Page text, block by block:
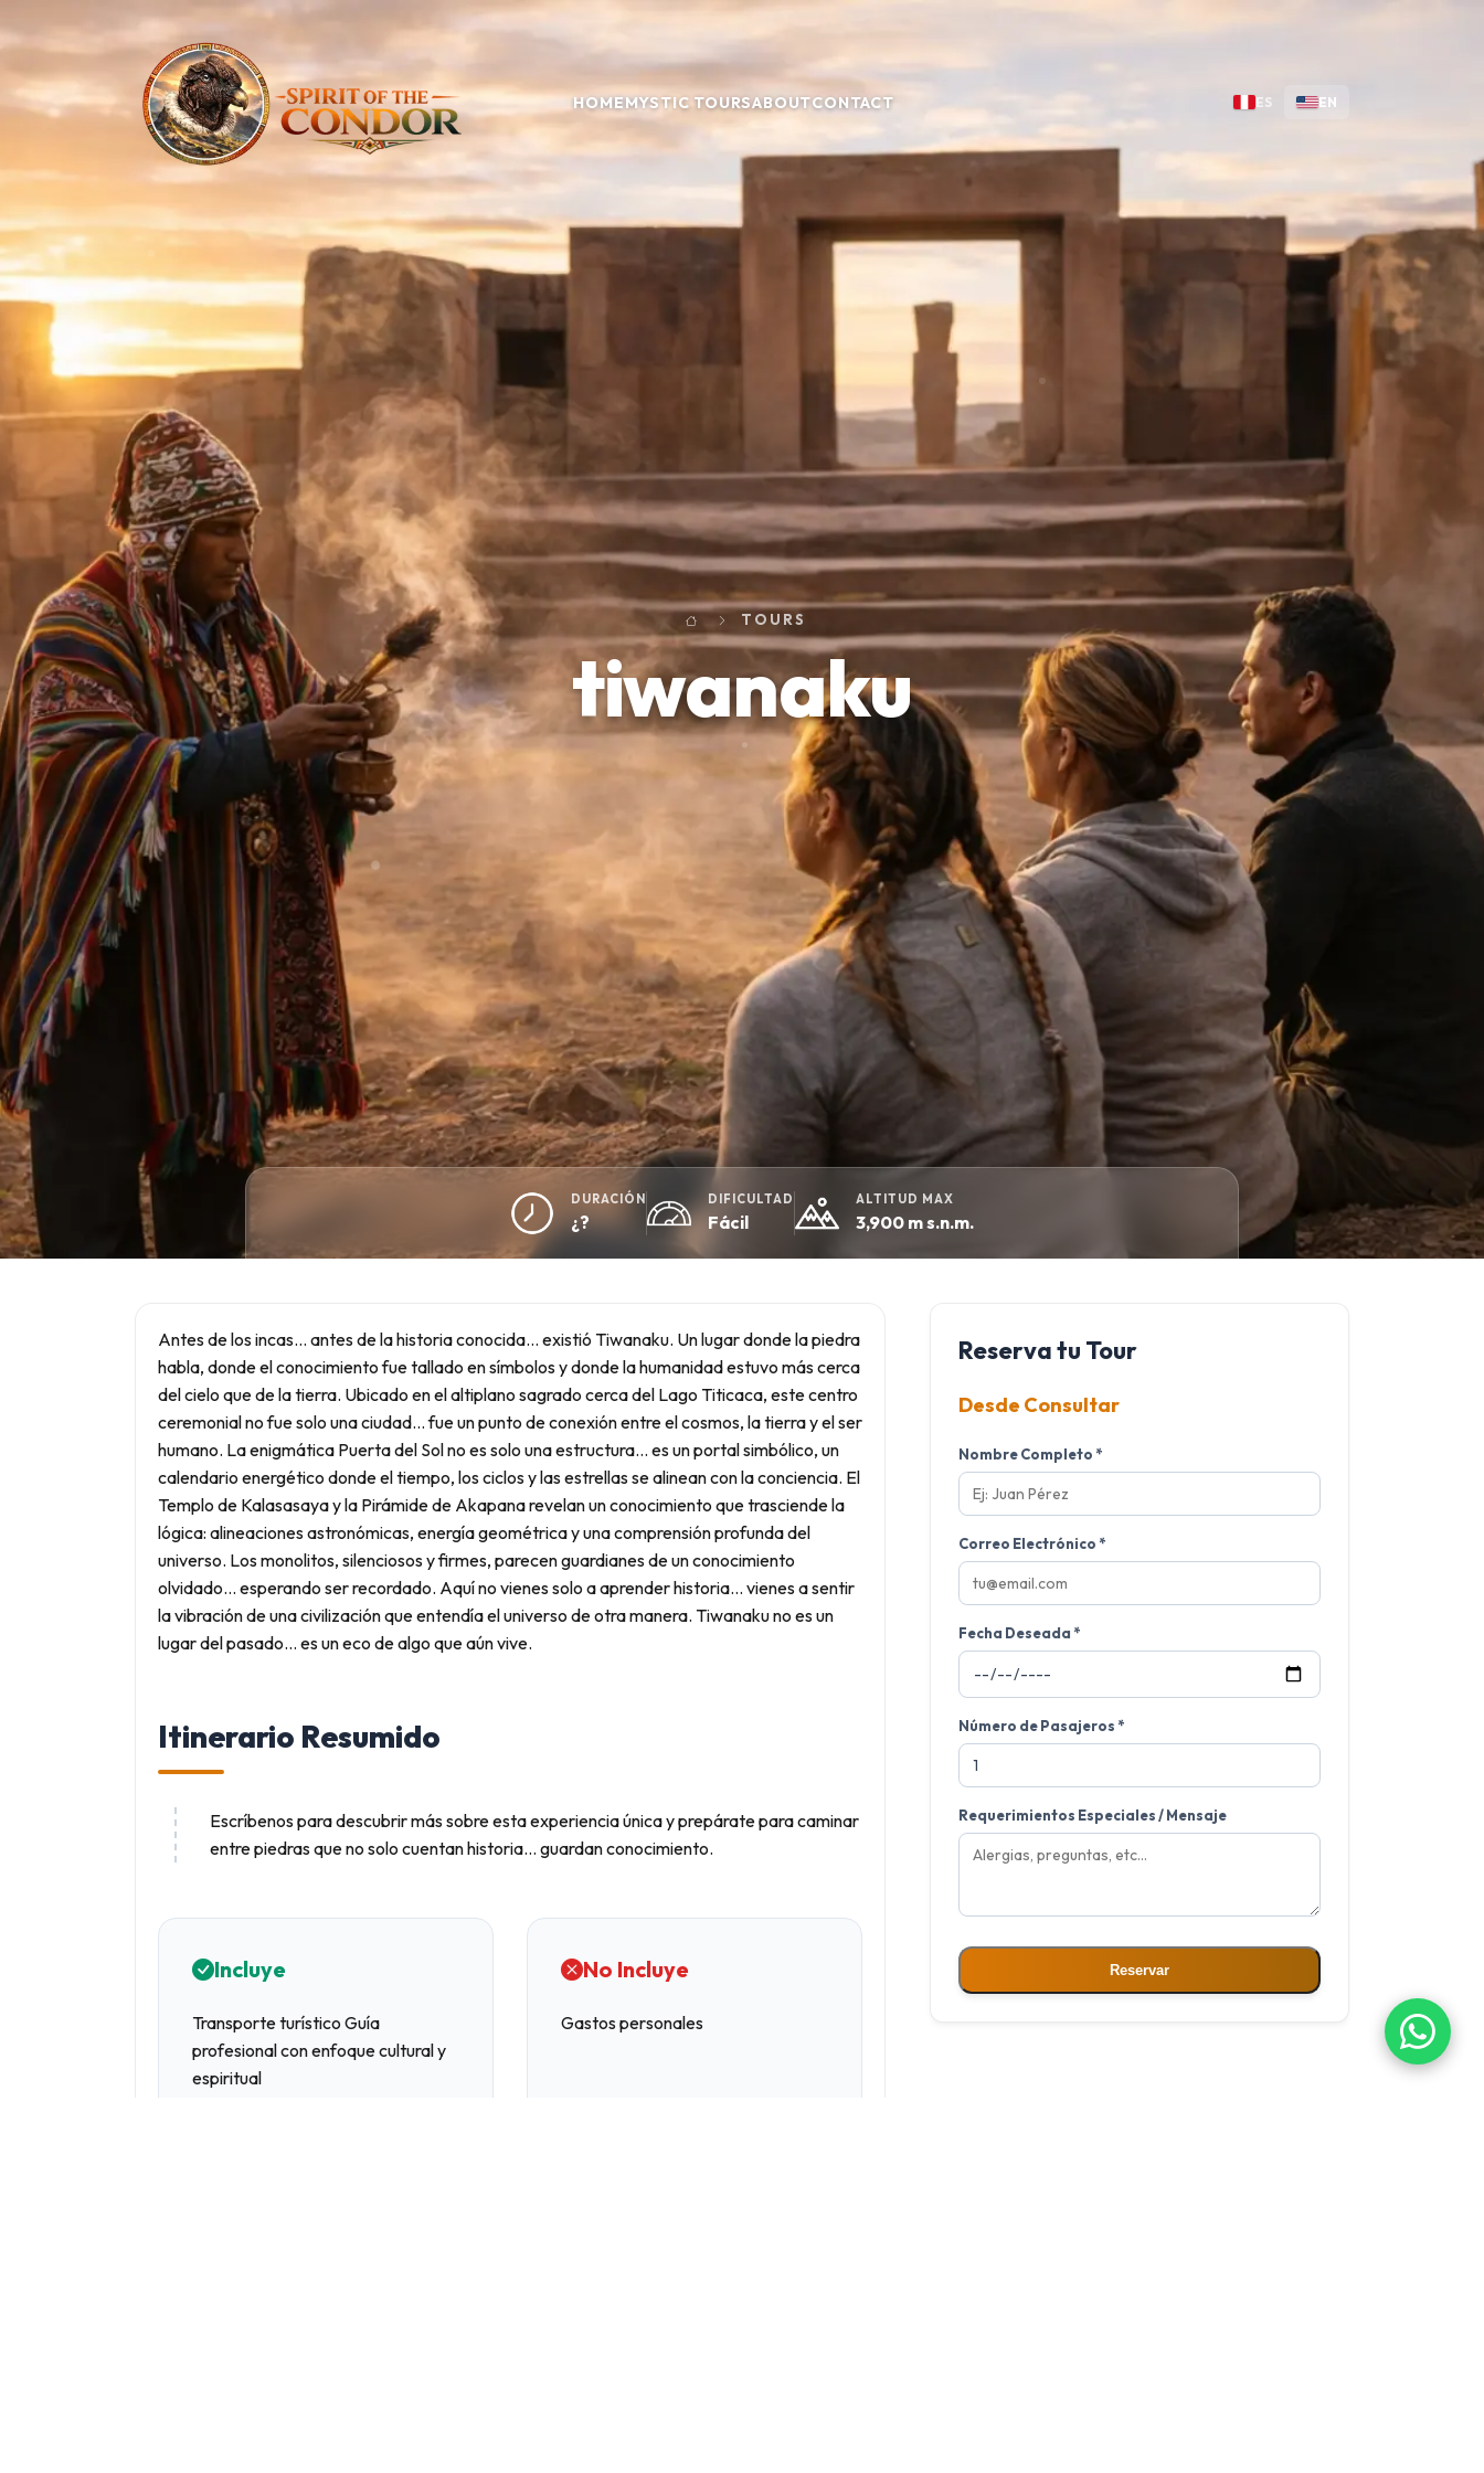
HOMEMYSTIC TOURSABOUTCONTACT ES EN
TOURS
tiwanaku
DURACIÓN
¿?
DIFICULTAD
Fácil
ALTITUD MAX
3,900 m s.n.m.
Antes de los incas… antes de la historia conocida… existió Tiwanaku. Un lugar donde la piedra
habla, donde el conocimiento fue tallado en símbolos y donde la humanidad estuvo más cerca
del cielo que de la tierra. Ubicado en el altiplano sagrado cerca del Lago Titicaca, este centro
ceremonial no fue solo una ciudad… fue un punto de conexión entre el cosmos, la tierra y el ser
humano. La enigmática Puerta del Sol no es solo una estructura… es un portal simbólico, un
calendario energético donde el tiempo, los ciclos y las estrellas se alinean con la conciencia. El
Templo de Kalasasaya y la Pirámide de Akapana revelan un conocimiento que trasciende la
lógica: alineaciones astronómicas, energía geométrica y una comprensión profunda del
universo. Los monolitos, silenciosos y firmes, parecen guardianes de un conocimiento
olvidado… esperando ser recordado. Aquí no vienes solo a aprender historia… vienes a sentir
la vibración de una civilización que entendía el universo de otra manera. Tiwanaku no es un
lugar del pasado… es un eco de algo que aún vive.
Itinerario Resumido
Escríbenos para descubrir más sobre esta experiencia única y prepárate para caminar
entre piedras que no solo cuentan historia… guardan conocimiento.
Incluye
Transporte turístico Guía
profesional con enfoque cultural y
espiritual
No Incluye
Gastos personales
Reserva tu Tour
Desde Consultar
Nombre Completo *
Correo Electrónico *
Fecha Deseada *
Número de Pasajeros *
Requerimientos Especiales / Mensaje
Reservar